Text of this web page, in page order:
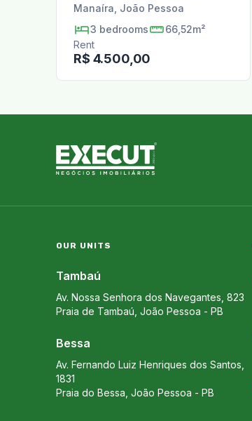
Manaíra João Pessoa
3 bedrooms
66,52m²
Rent
R$ 4.500,00
OUR UNITS
Tambaú
Av. Nossa Senhora dos Navegantes, 823
Praia de Tambaú João Pessoa - PB
Bessa
Av. Fernando Luiz Henriques dos Santos,
1831
Praia do Bessa João Pessoa - PB